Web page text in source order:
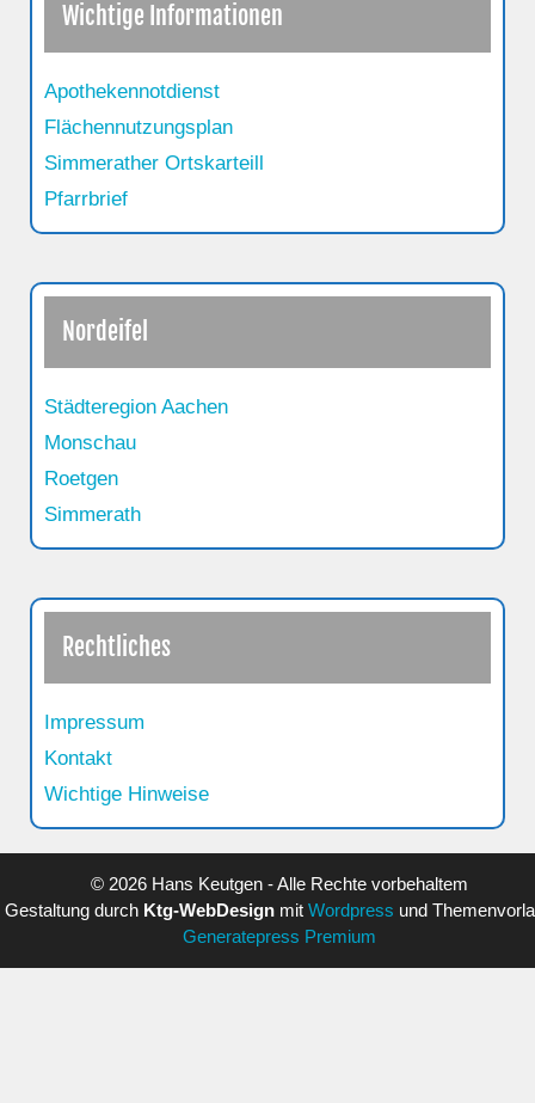
Wichtige Informationen
Apothekennotdienst
Flächennutzungsplan
Simmerather Ortskarteill
Pfarrbrief
Nordeifel
Städteregion Aachen
Monschau
Roetgen
Simmerath
Rechtliches
Impressum
Kontakt
Wichtige Hinweise
© 2026 Hans Keutgen - Alle Rechte vorbehaltem
Gestaltung durch Ktg-WebDesign mit Wordpress und
Generatepress Premium